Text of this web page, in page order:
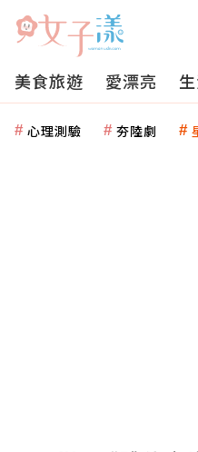
美食旅遊 愛漂亮
心理測驗 夯陸劇